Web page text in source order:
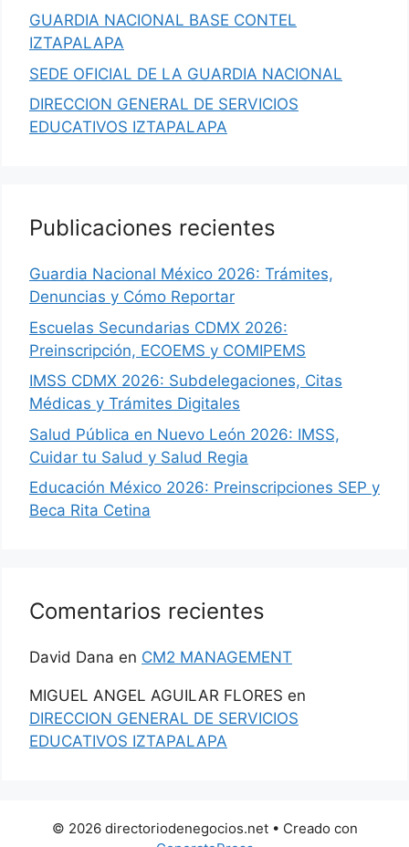
GUARDIA NACIONAL BASE CONTEL
IZTAPALAPA
SEDE OFICIAL DE LA GUARDIA NACIONAL
DIRECCION GENERAL DE SERVICIOS
EDUCATIVOS IZTAPALAPA
Publicaciones recientes
Guardia Nacional México 2026: Trámites,
Denuncias y Cómo Reportar
Escuelas Secundarias CDMX 2026:
Preinscripción, ECOEMS y COMIPEMS
IMSS CDMX 2026: Subdelegaciones, Citas
Médicas y Trámites Digitales
Salud Pública en Nuevo León 2026: IMSS,
Cuidar tu Salud y Salud Regia
Educación México 2026: Preinscripciones SEP y
Beca Rita Cetina
Comentarios recientes
David Dana en CM2 MANAGEMENT
MIGUEL ANGEL AGUILAR FLORES en
DIRECCION GENERAL DE SERVICIOS
EDUCATIVOS IZTAPALAPA
© 2026 directoriodenegocios.net• Creado con